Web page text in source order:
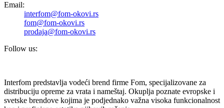
Email:
interfom@fom-okovi.rs
fom@fom-okovi.rs
prodaja@fom-okovi.rs
Follow us:
Interfom predstavlja vodeći brend firme Fom, specijalizovane za
distribuciju opreme za vrata i nameštaj. Okuplja poznate evropske i
svetske brendove kojima je podjednako važna visoka funkcionalnost